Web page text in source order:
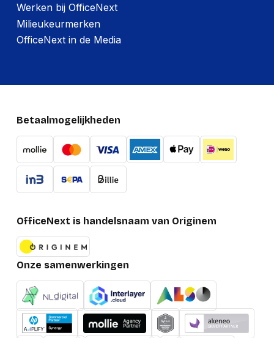
Bluetooth-profielen
Bluetooth
USB-aansluiting
Ja
Prestatie
Draagwijze
Hoofdband
Kleur kabel
Volumeregeling
Aanbevolen gebruik Muziek/Voor elke
dag
LED-indicatoren
Ja
Werken bij OfficeNext
Milieukeurmerken
OfficeNext in de Media
Betaalmogelijkheden
OfficeNext is handelsnaam van Originem
Onze samenwerkingen